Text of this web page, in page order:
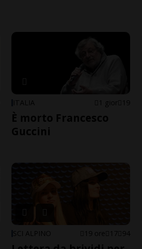
ITALIA 1 gior 19
È morto Francesco
Guccini
SCI ALPINO 19 ore 17 94